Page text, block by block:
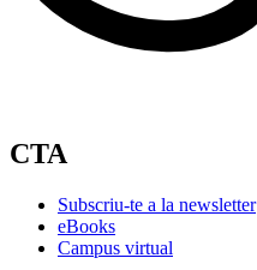
CTA
Subscriu-te a la newsletter
eBooks
Campus virtual